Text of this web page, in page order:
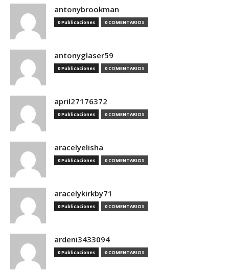
antonybrookman
0 Publicaciones 0 COMENTARIOS
antonyglaser59
0 Publicaciones 0 COMENTARIOS
april27176372
0 Publicaciones 0 COMENTARIOS
aracelyelisha
0 Publicaciones 0 COMENTARIOS
aracelykirkby71
0 Publicaciones 0 COMENTARIOS
ardeni3433094
0 Publicaciones 0 COMENTARIOS